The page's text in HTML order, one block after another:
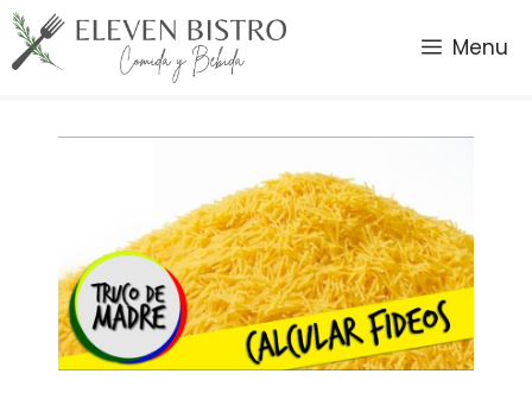
Saltar
al
contenido
Menu